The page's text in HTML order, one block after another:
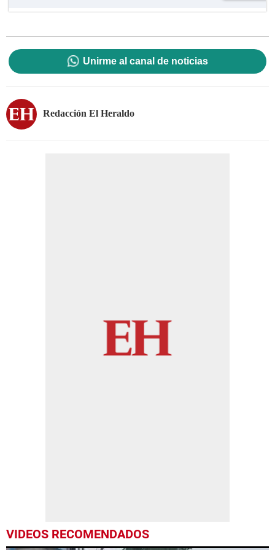
Unirme al canal de noticias
Redacción El Heraldo
VIDEOS RECOMENDADOS